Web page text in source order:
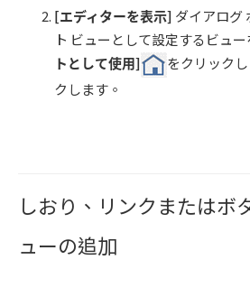
[エディターを表示] ダイアログ
ト ビューとして設定するビュー
トとして使用]
をクリックし
クします。
しおり、リンクまたはボ
ューの追加